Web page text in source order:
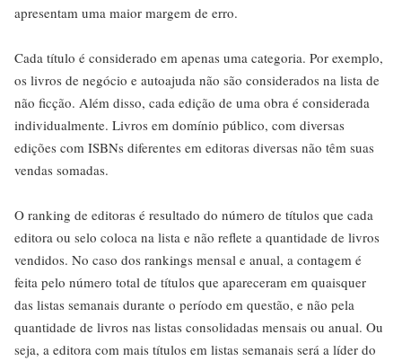
apresentam uma maior margem de erro.
Cada título é considerado em apenas uma categoria. Por exemplo,
os livros de negócio e autoajuda não são considerados na lista de
não ficção. Além disso, cada edição de uma obra é considerada
individualmente. Livros em domínio público, com diversas
edições com ISBNs diferentes em editoras diversas não têm suas
vendas somadas.
O ranking de editoras é resultado do número de títulos que cada
editora ou selo coloca na lista e não reflete a quantidade de livros
vendidos. No caso dos rankings mensal e anual, a contagem é
feita pelo número total de títulos que apareceram em quaisquer
das listas semanais durante o período em questão, e não pela
quantidade de livros nas listas consolidadas mensais ou anual. Ou
seja, a editora com mais títulos em listas semanais será a líder do